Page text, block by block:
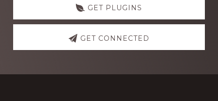
GET PLUGINS
GET CONNECTED